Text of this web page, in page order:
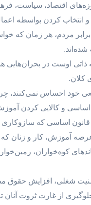
مردم، هر زمان که
شده‌اند.
اوست در بحران‌هایی
کلان.
۸) به محاق بردن اصول ۲۶ و ۲۷
آموزش، کار و زنان که
باندهای کوه‌خواران،
شغلی، افزایش حقوق
از غارت ثروت آنان